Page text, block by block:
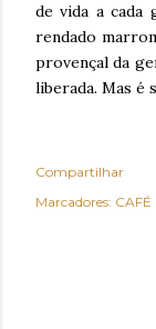
de vida a cada
rendado
provençal da
liberada. Mas é
Compartilhar
Marcadores: CAFÉ